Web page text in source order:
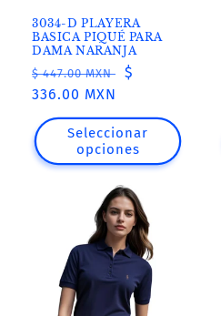
3034-D PLAYERA
BASICA PIQUÉ PARA
DAMA NARANJA
Precio
habitual
$ 447.00 MXN
Precio
oferta
$
336.00 MXN
Seleccionar
opciones